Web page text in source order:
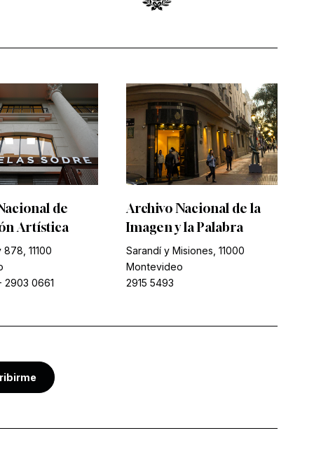
de
Artística
11100
2903 0661
Archivo Nacional de la
Imagen y la Palabra
Sarandí y Misiones, 11000
Montevideo
2915 5493